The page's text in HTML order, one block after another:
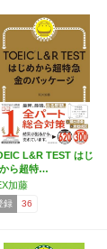
L&R TEST はじ
ら超特…
加藤
録 36